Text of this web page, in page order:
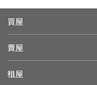
買屋
賣屋
租屋